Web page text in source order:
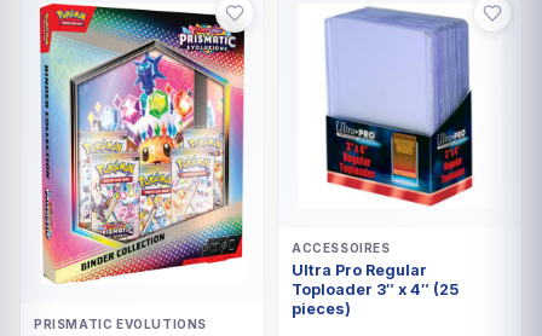
PRISMATIC EVOLUTIONS
ACCESSOIRES
Ultra Pro Regular
Toploader 3″ x 4″ (25
pieces)